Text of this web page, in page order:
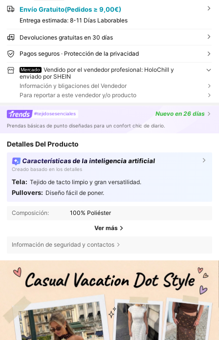
Envío Gratuito(Pedidos ≥ 9,00€)
Entrega estimada: 8-11 Días Laborables
Devoluciones gratuitas en 30 días
Pagos seguros · Protección de la privacidad
Mercado
Vendido por el vendedor profesional: HoloChill y
enviado por SHEIN
Información y bligaciones del Vendedor
Para reportar a este vendedor y/o producto
#tejidosesenciales Nuevo en 26 días
Prendas básicas de punto diseñadas para un confort chic de diario.
Detalles Del Producto
Características de la inteligencia artificial
Creado basado en los detalles
Tela: Tejido de tacto limpio y gran versatilidad.
Pullovers: Diseño fácil de poner.
Composición: 100% Poliéster
Ver más
Información de seguridad y contactos